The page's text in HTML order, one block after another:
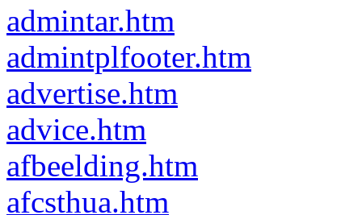
admintar.htm
admintplfooter.htm
advertise.htm
advice.htm
afbeelding.htm
afcsthua.htm